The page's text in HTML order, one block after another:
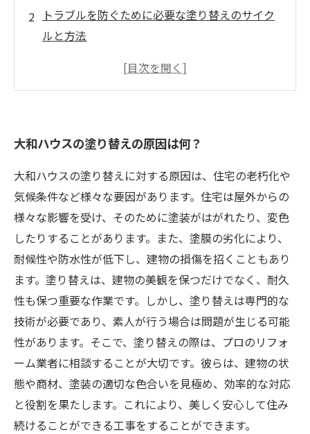
トラブルを防ぐために必要な塗り替えのサイク
ルと方法
塗り替えの見積もりの見方と注意点
クリスト
大和ハウスの塗り替えの原因は何？
大和ハウスの塗り替えに対する原因は、住宅の老朽化や
気候条件など様々な要因があります。住宅は屋外からの
様々な影響を受け、そのために塗装がはがれたり、変色
したりすることがあります。また、塗膜の劣化により、
耐候性や防水性が低下し、建物の損傷を招くこともあり
ます。塗り替えは、建物の美観を保つだけでなく、耐久
性も保つ重要な作業です。しかし、塗り替えは専門的な
技術が必要であり、素人が行う場合は問題が生じる可能
性があります。そこで、塗り替えの際は、プロのリフォ
ーム業者に相談することが大切です。彼らは、建物の状
態や商材、塗装の適切な色合いを見極め、効率的な対応
と役割を果たします。これにより、美しく安心して住み
続けることができる工事をすることができます。